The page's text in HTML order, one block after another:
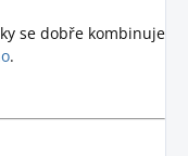
se dobře kombinuje
.